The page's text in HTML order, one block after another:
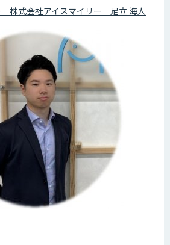
株式会社アイスマイリー 足立 海人